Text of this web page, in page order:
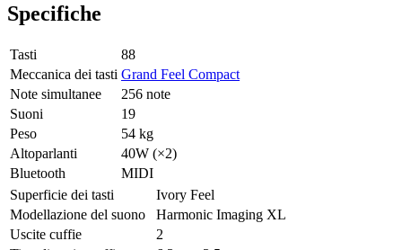
Specifiche
Tasti
88
Meccanica dei tasti Grand Feel Compact
Note simultanee
256 note
Suoni
19
Peso
54 kg
Altoparlanti
40W (×2)
Bluetooth
MIDI
Superficie dei tasti
Ivory Feel
Modellazione del suono
Harmonic Imaging XL
Uscite cuffie
2